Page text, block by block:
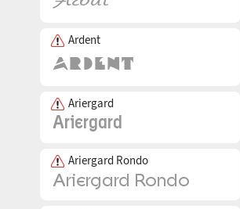
Ardent
Ariergard
Ariergard Rondo